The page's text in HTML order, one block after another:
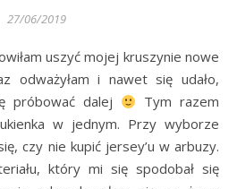
27/06/2019
odważyłam i nawet się udało,
próbować dalej
Tym razem
w jednym. Przy wyborze
czy nie kupić jersey’u w arbuzy.
który mi się spodobał się